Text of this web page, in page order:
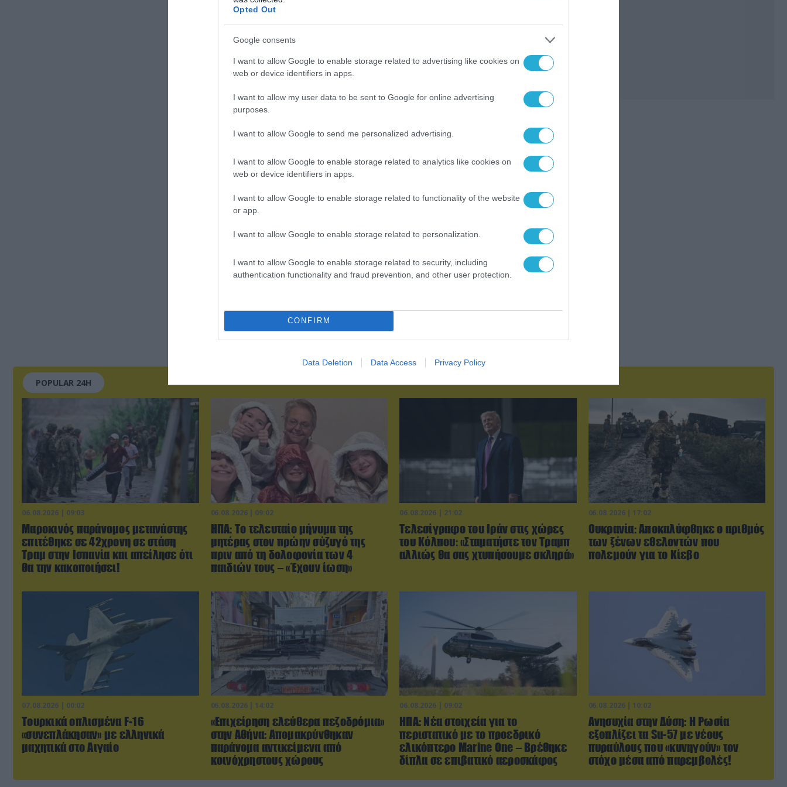
Opted Out
Google consents
I want to allow Google to enable storage related to advertising like cookies on
web or device identifiers in apps.
I want to allow my user data to be sent to Google for online advertising
purposes.
I want to allow Google to send me personalized advertising.
I want to allow Google to enable storage related to analytics like cookies on
web or device identifiers in apps.
I want to allow Google to enable storage related to functionality of the website
or app.
I want to allow Google to enable storage related to personalization.
I want to allow Google to enable storage related to security, including
authentication functionality and fraud prevention, and other user protection.
CONFIRM
Data Deletion Data Access Privacy Policy
POPULAR 24H
06.08.2026 | 09:03
Μαροκινός παράνομος μετανάστης
επιτέθηκε σε 42χρονη σε στάση
Τραμ στην Ισπανία και απείλησε ότι
θα την κακοποιήσει!
06.08.2026 | 09:02
ΗΠΑ: Το τελευταίο μήνυμα της
μητέρας στον πρώην σύζυγό της
πριν από τη δολοφονία των 4
παιδιών τους – «Έχουν ίωση»
06.08.2026 | 21:02
Τελεσίγραφο του Ιράν στις χώρες
του Κόλπου: «Σταματήστε τον Τραμπ
αλλιώς θα σας χτυπήσουμε σκληρά»
06.08.2026 | 17:02
Ουκρανία: Αποκαλύφθηκε ο αριθμός
των ξένων εθελοντών που
πολεμούν για το Κίεβο
07.08.2026 | 00:02
Τουρκικά οπλισμένα F-16
«συνεπλάκησαν» με ελληνικά
μαχητικά στο Αιγαίο
06.08.2026 | 14:02
«Επιχείρηση ελεύθερα πεζοδρόμια»
στην Αθήνα: Απομακρύνθηκαν
παράνομα αντικείμενα από
κοινόχρηστους χώρους
06.08.2026 | 09:02
ΗΠΑ: Nέα στοιχεία για το
περιστατικό με το προεδρικό
ελικόπτερο Marine One – Βρέθηκε
δίπλα σε επιβατικό αεροσκάφος
06.08.2026 | 10:02
Ανησυχία στην Δύση: H Ρωσία
εξοπλίζει τα Su-57 με νέους
πυραύλους που «κυνηγούν» τον
στόχο μέσα από παρεμβολές!